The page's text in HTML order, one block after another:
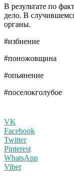
В результате по
дело. В
органы.
#избиение
#поножовщина
#опьянение
#поселокголубое
VK
Facebook
Twitter
Pinterest
WhatsApp
Viber